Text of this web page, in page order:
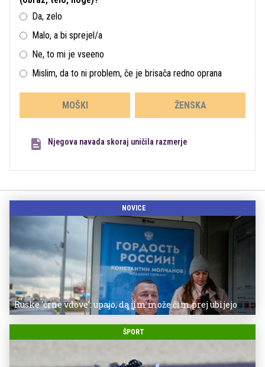
Da, zelo
Malo, a bi sprejel/a
Ne, to mi je vseeno
Mislim, da to ni problem, če je brisača redno oprana
MOŠKI ŽENSKA
Njegova navada skoraj uničila razmerje
NOVICE
Ruske 'črne vdove': upajo, da jim može čim prej ubijejo
ŠPORT